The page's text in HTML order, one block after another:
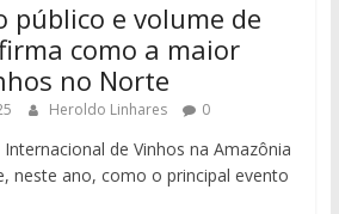
público e volume de
como a maior
no Norte
Heroldo Linhares 0
Internacional de Vinhos na Amazônia
neste ano, como o principal evento